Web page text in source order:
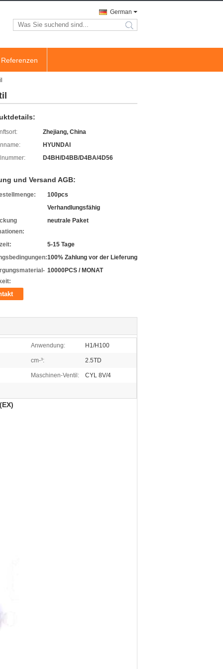
German
search
Referenzen
Zhejiang, China
HYUNDAI
D4BH/D4BB/D4BA/4D56
und Versand AGB:
100pcs
Verhandlungsfähig
neutrale Paket
5-15 Tage
100% Zahlung vor der Lieferung
10000PCS / MONAT
Anwendung: H1/H100
cm-³: 2.5TD
Maschinen-Ventil: CYL 8V/4